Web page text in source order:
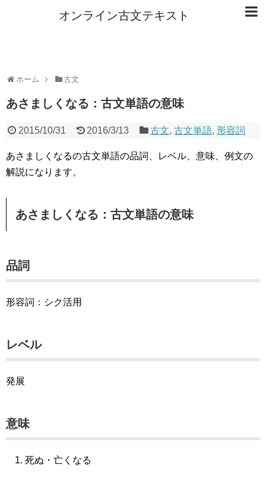
オンライン古文テキスト
ホーム 古文
あさましくなる：古文単語の意味
2015/10/31 2016/3/13 古文,古文単語,形容詞
あさましくなるの古文単語の品詞、レベル、意味、例文の
解説になります。
あさましくなる：古文単語の意味
品詞
形容詞：シク活用
レベル
発展
意味
死ぬ・亡くなる